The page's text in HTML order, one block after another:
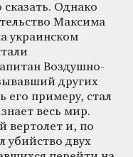
Однако
Максима
украинском
Воздушно-
других
его примеру, стал
весь мир.
вертолет и, по
убийство двух